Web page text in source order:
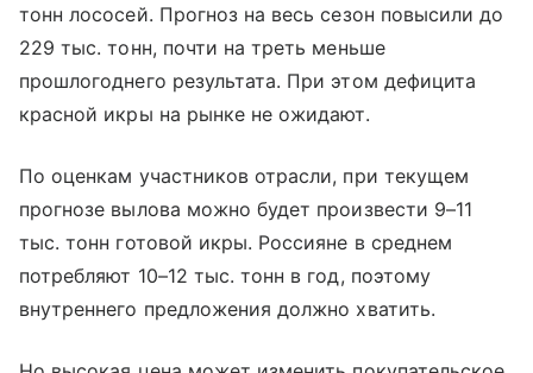
тонн лососей. Прогноз на весь сезон повысили до
229 тыс. тонн, почти на треть меньше
прошлогоднего результата. При этом дефицита
красной икры на рынке не ожидают.
По оценкам участников отрасли, при текущем
прогнозе вылова можно будет произвести 9–11
тыс. тонн готовой икры. Россияне в среднем
потребляют 10–12 тыс. тонн в год, поэтому
внутреннего предложения должно хватить.